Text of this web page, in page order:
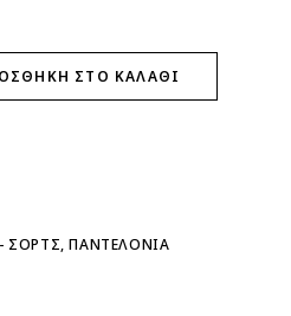
ΣΤΟ ΚΑΛΆΘΙ
ΣΟΡΤΣ,ΠΑΝΤΕΛΟΝΙΑ